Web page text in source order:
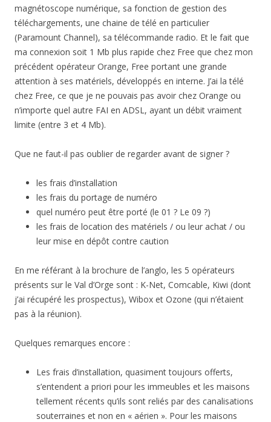
magnétoscope numérique, sa fonction de gestion des
téléchargements, une chaine de télé en particulier
(Paramount Channel), sa télécommande radio. Et le fait que
ma connexion soit 1 Mb plus rapide chez Free que chez mon
précédent opérateur Orange, Free portant une grande
attention à ses matériels, développés en interne. J’ai la télé
chez Free, ce que je ne pouvais pas avoir chez Orange ou
n’importe quel autre FAI en ADSL, ayant un débit vraiment
limite (entre 3 et 4 Mb).
Que ne faut-il pas oublier de regarder avant de signer ?
les frais d’installation
les frais du portage de numéro
quel numéro peut être porté (le 01 ? Le 09 ?)
les frais de location des matériels / ou leur achat / ou
leur mise en dépôt contre caution
En me référant à la brochure de l’anglo, les 5 opérateurs
présents sur le Val d’Orge sont : K-Net, Comcable, Kiwi (dont
j’ai récupéré les prospectus), Wibox et Ozone (qui n’étaient
pas à la réunion).
Quelques remarques encore :
Les frais d’installation, quasiment toujours offerts,
s’entendent a priori pour les immeubles et les maisons
tellement récents qu’ils sont reliés par des canalisations
souterraines et non en « aérien ». Pour les maisons